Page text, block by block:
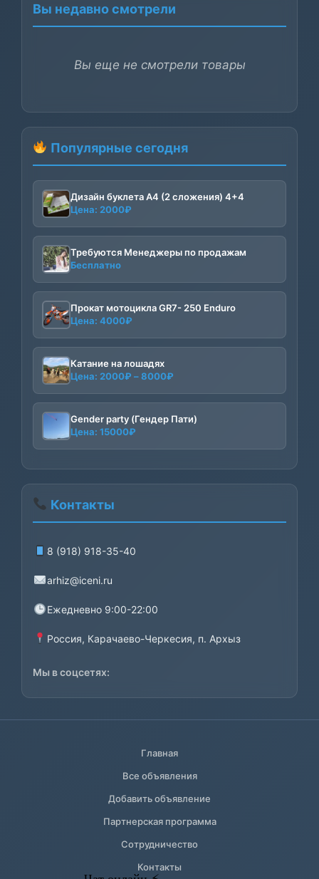
Вы недавно смотрели
Вы еще не смотрели товары
Популярные сегодня
Дизайн буклета А4 (2 сложения) 4+4
Цена: 2000₽
Требуются Менеджеры по продажам
Бесплатно
Прокат мотоцикла GR7- 250 Enduro
Цена: 4000₽
Катание на лошадях
Цена: 2000₽ –8000₽
2000₽
–
Gender party (Гендер Пати)
Цена: 15000₽
Контакты
8 (918) 918-35-40
arhiz@iceni.ru
Ежедневно 9:00-22:00
Россия, Карачаево-Черкесия, п. Архыз
Мы в соцсетях:
Главная
Все объявления
Добавить объявление
Партнерская программа
Сотрудничество
Контакты